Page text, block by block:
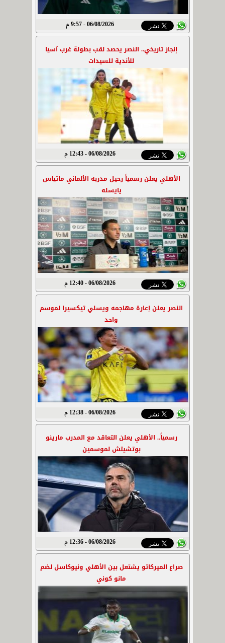
06/08/2026 - 9:57 م
إنجاز تاريخي.. النصر يحصد لقب بطولة غرب آسيا
للأندية للسيدات
06/08/2026 - 12:43 م
الأهلي يعلن رسمياً رحيل مدربه الألماني ماتياس
يايسله
06/08/2026 - 12:40 م
النصر يعلن إعارة مهاجمه ويسلي تيكسيرا لموسم
واحد
06/08/2026 - 12:38 م
رسمياً.. الأهلي يعلن التعاقد مع المدرب مارينو
بوتشيتش لموسمين
06/08/2026 - 12:36 م
صراع الميركاتو يشتعل بين الأهلي ونيوكاسل لضم
مانو كوني